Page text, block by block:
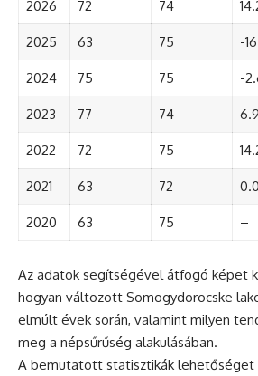
2026 72 74
2025 63 75 -
2024 75 75 -
2023 77 74
2022 72 75
2021 63 72
2020 63 75 –
Az adatok segítségével átfogó képet
hogyan változott Somogydorocske
elmúlt évek során, valamint milyen
meg a népsűrűség alakulásában.
A bemutatott statisztikák lehetőséget